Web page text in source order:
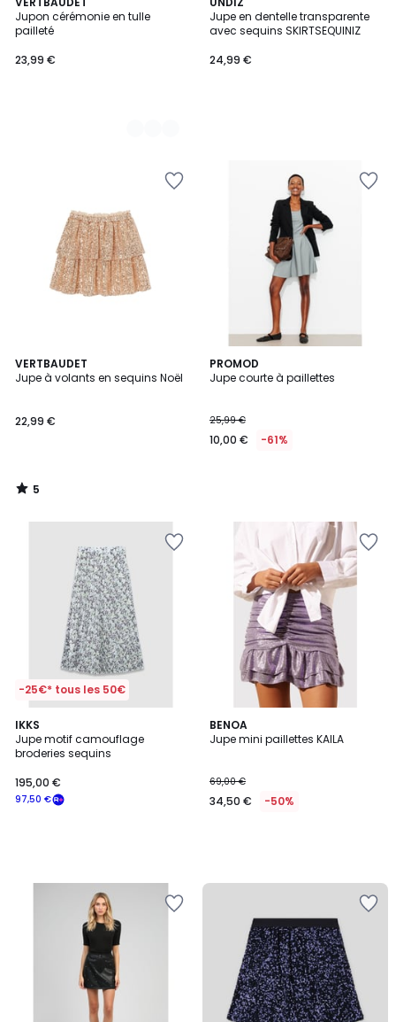
Jupon cérémonie en tulle
pailleté
23,99 €
3
Couleurs
Jupe en dentelle transparente
avec sequins SKIRTSEQUINIZ
24,99 €
VERTBAUDET
Jupe à volants en sequins Noël
22,99 €
5
/
5
/
PROMOD
Jupe courte à paillettes
25,99 €
10,00 € -61%
-25€* tous les 50€
IKKS
Jupe motif camouflage
broderies sequins
97,50 €
195,00 €
BENOA
Jupe mini paillettes KAILA
69,00 €
34,50 € -50%